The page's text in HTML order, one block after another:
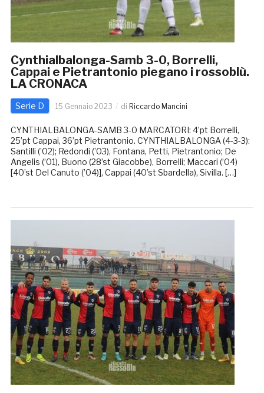
Cynthialbalonga-Samb 3-0, Borrelli,
Cappai e Pietrantonio piegano i rossoblù.
LA CRONACA
Serie D 15 Gennaio 2023 di Riccardo Mancini
CYNTHIALBALONGA-SAMB 3-0 MARCATORI: 4’pt Borrelli,
25’pt Cappai, 36’pt Pietrantonio. CYNTHIALBALONGA (4-3-3):
Santilli (’02); Redondi (’03), Fontana, Petti, Pietrantonio; De
Angelis (’01), Buono (28’st Giacobbe), Borrelli; Maccari (’04)
[40’st Del Canuto (’04)], Cappai (40’st Sbardella), Sivilla. […]